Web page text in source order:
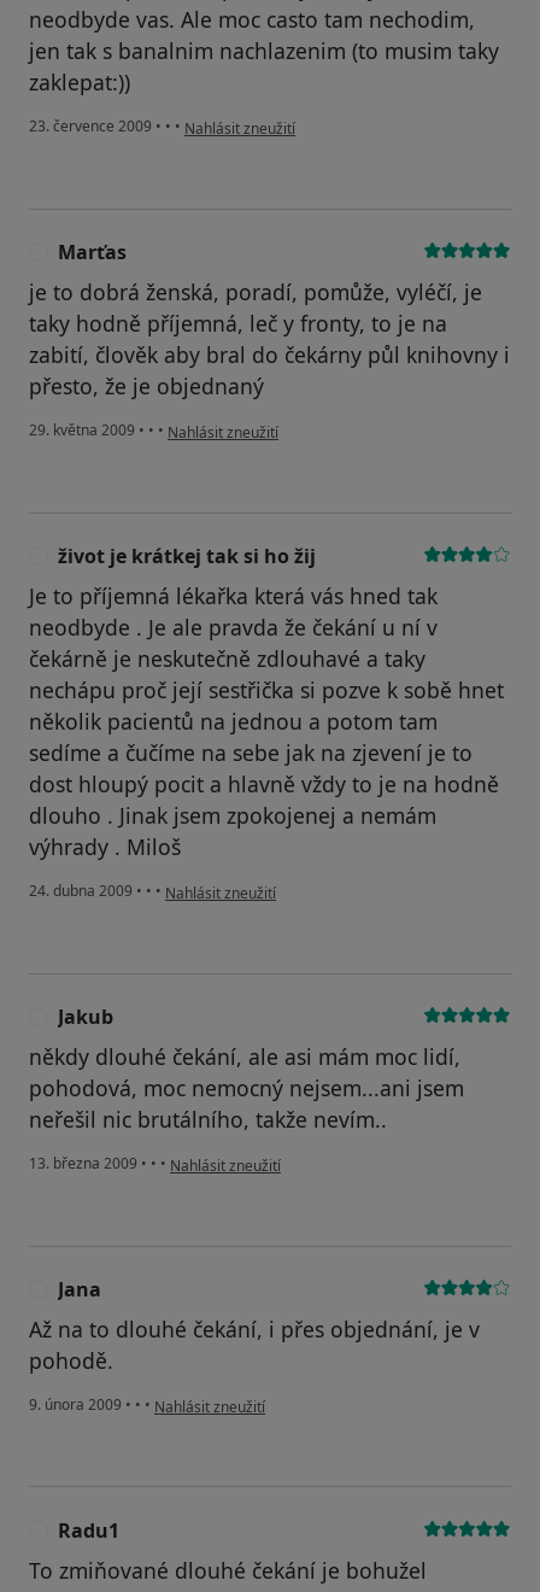
neodbyde vas. Ale moc casto tam nechodim,
jen tak s banalnim nachlazenim (to musim taky
zaklepat:))
23. července 2009 • • • podle názoru uživatele Pavel
Nahlásit zneužití
Marťas
je to dobrá ženská, poradí, pomůže, vyléčí, je
taky hodně příjemná, leč y fronty, to je na
zabití, člověk aby bral do čekárny půl knihovny i
přesto, že je objednaný
29. května 2009 • • • podle názoru uživatele Marťas
Nahlásit zneužití
život je krátkej tak si ho žij
Je to příjemná lékařka která vás hned tak
neodbyde . Je ale pravda že čekání u ní v
čekárně je neskutečně zdlouhavé a taky
nechápu proč její sestřička si pozve k sobě hnet
několik pacientů na jednou a potom tam
sedíme a čučíme na sebe jak na zjevení je to
dost hloupý pocit a hlavně vždy to je na hodně
dlouho . Jinak jsem zpokojenej a nemám
výhrady . Miloš
24. dubna 2009 • • • podle názoru uživatele život je krátkej tak si ho žij
Nahlásit zneužití
Jakub
někdy dlouhé čekání, ale asi mám moc lidí,
pohodová, moc nemocný nejsem...ani jsem
neřešil nic brutálního, takže nevím..
13. března 2009 • • • podle názoru uživatele Jakub
Nahlásit zneužití
Jana
Až na to dlouhé čekání, i přes objednání, je v
pohodě.
9. února 2009 • • • podle názoru uživatele Jana
Nahlásit zneužití
Radu1
To zmiňované dlouhé čekání je bohužel